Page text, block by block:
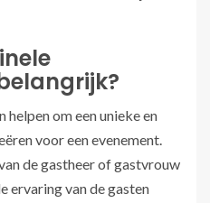
om een unieke en
voor een evenement.
de gastheer of gastvrouw
ervaring van de gasten